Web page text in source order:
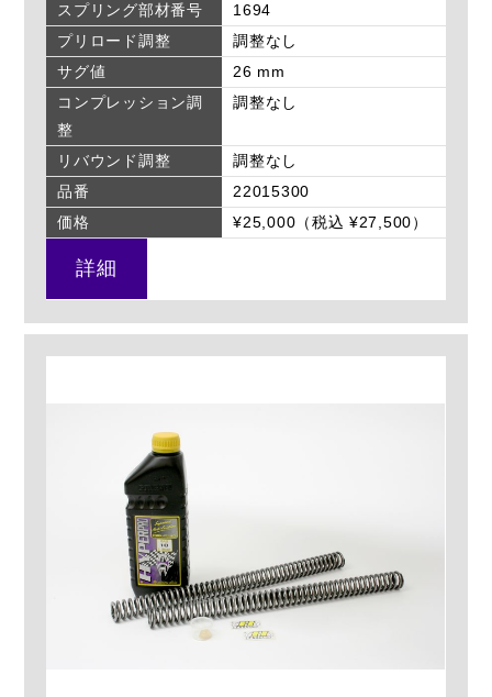
スプリング部材番号
1694
プリロード調整
調整なし
サグ値
26 mm
コンプレッション調
整
調整なし
リバウンド調整
調整なし
品番
22015300
価格
¥25,000（税込 ¥27,500）
詳細